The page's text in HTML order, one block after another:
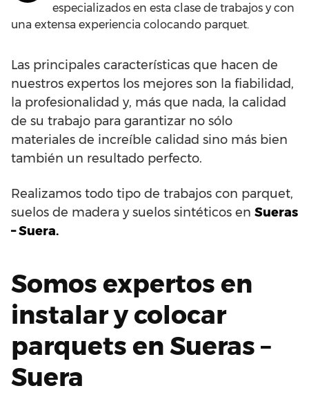
especializados en esta clase de trabajos y con
una extensa experiencia colocando parquet.
Las principales características que hacen de
nuestros expertos los mejores son la fiabilidad,
la profesionalidad y, más que nada, la calidad
de su trabajo para garantizar no sólo
materiales de increíble calidad sino más bien
también un resultado perfecto.
Realizamos todo tipo de trabajos con parquet,
suelos de madera y suelos sintéticos en Sueras
– Suera.
Somos expertos en
instalar y colocar
parquets en Sueras –
Suera